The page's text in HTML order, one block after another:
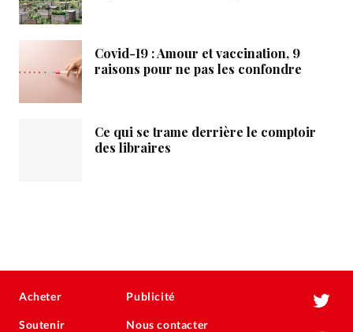
Covid-19 : Amour et vaccination, 9
raisons pour ne pas les confondre
Ce qui se trame derrière le comptoir
des libraires
Acheter
Soutenir
Publicité
Nous contacter